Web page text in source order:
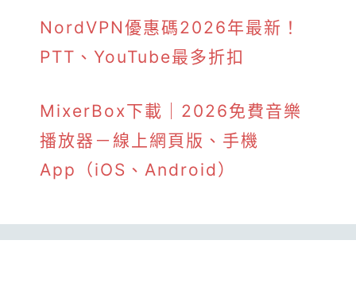
NordVPN優惠碼2026年最新！
PTT、YouTube最多折扣
MixerBox下載｜2026免費音樂
播放器－線上網頁版、手機
App（iOS、Android）